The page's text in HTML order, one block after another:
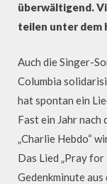
überwältigend.
teilen unter dem
Auch die Singer-
Columbia
hat spontan ein
Fast ein Jahr nach
„Charlie Hebdo“
Das Lied „Pray for
Gedenkminute aus